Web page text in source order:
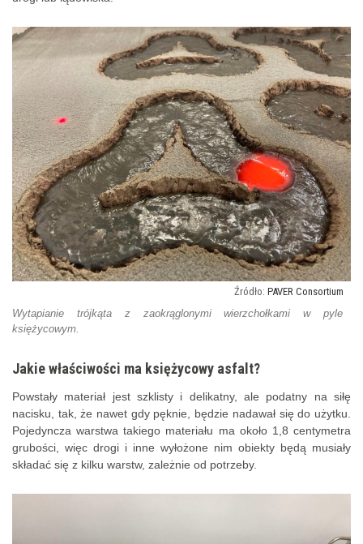
PAVER Consortium
Wytapianie trójkąta z zaokrąglonymi wierzchołkami w pyle
księżycowym.
Jakie właściwości ma księżycowy asfalt?
Powstały materiał jest szklisty i delikatny, ale podatny na siłę
nacisku, tak, że nawet gdy pęknie, będzie nadawał się do użytku.
Pojedyncza warstwa takiego materiału ma około 1,8 centymetra
grubości, więc drogi i inne wyłożone nim obiekty będą musiały
składać się z kilku warstw, zależnie od potrzeby.